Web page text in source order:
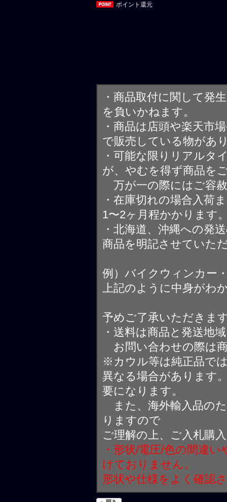
ポイント還元
・商品取付に関して発
を負いかねます。
・商品は店頭や楽天市
で販売している物があ
・可能な限りリアルタ
が、やむを得ず商品を
万が一の際にはご容
・在庫切れの場合入荷
1〜2ヶ月程かかります
・北海道、沖縄への発
商品を明記させていた
例）バイクウィンカー
上記のように中身がわ
予めご了承いただきま
・送料は商品と発送地
お問い合わせの際は
※カウル等は純正品で
異なる場合があります
要になります。
また、海外輸入品の
りますので
ご理解の上、ご入札購
・形状/電圧/色の間違
けておりません。
形状や仕様をよく確認